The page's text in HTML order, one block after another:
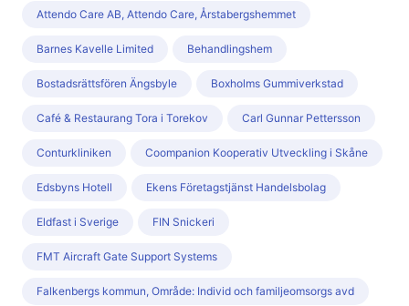
Attendo Care AB, Attendo Care, Årstabergshemmet
Barnes Kavelle Limited Behandlingshem
Bostadsrättsfören Ängsbyle Boxholms Gummiverkstad
Café & Restaurang Tora i Torekov Carl Gunnar Pettersson
Conturkliniken Coompanion Kooperativ Utveckling i Skåne
Edsbyns Hotell Ekens Företagstjänst Handelsbolag
Eldfast i Sverige FIN Snickeri
FMT Aircraft Gate Support Systems
Falkenbergs kommun, Område: Individ och familjeomsorgs avd